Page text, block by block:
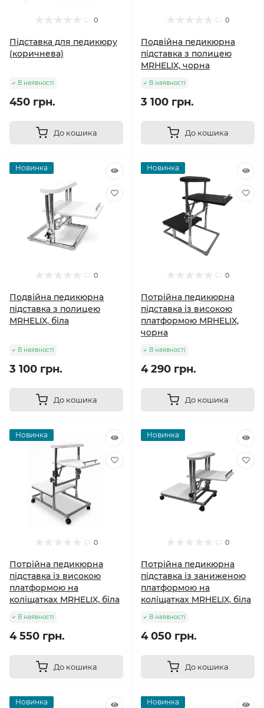
0
Підставка для педикюру
(коричнева)
В наявності
450 грн.
До кошика
0
Подвійна педикюрна
підставка з полицею
MRHELIX, чорна
В наявності
3 100 грн.
До кошика
Новинка
0
Подвійна педикюрна
підставка з полицею
MRHELIX, біла
В наявності
3 100 грн.
До кошика
Новинка
0
Потрійна педикюрна
підставка із високою
платформою MRHELIX,
чорна
В наявності
4 290 грн.
До кошика
Новинка
0
Потрійна педикюрна
підставка із високою
платформою на
коліщатках MRHELIX, біла
В наявності
4 550 грн.
До кошика
Новинка
0
Потрійна педикюрна
підставка із заниженою
платформою на
коліщатках MRHELIX, біла
В наявності
4 050 грн.
До кошика
Новинка Новинка